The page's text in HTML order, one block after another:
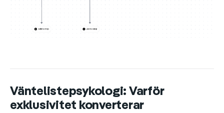
Väntelistepsykologi: Varför
exklusivitet konverterar